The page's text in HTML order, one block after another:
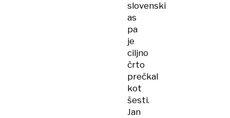
slovenski
as
pa
je
ciljno
črto
prečkal
kot
šesti.
Jan